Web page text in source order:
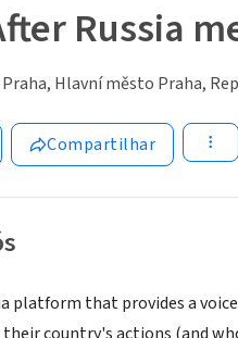
Russia
Hlavní město Praha,
Compartilhar
platform that provides a